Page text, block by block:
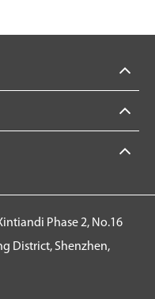
Phase 2, No.16
District, Shenzhen,